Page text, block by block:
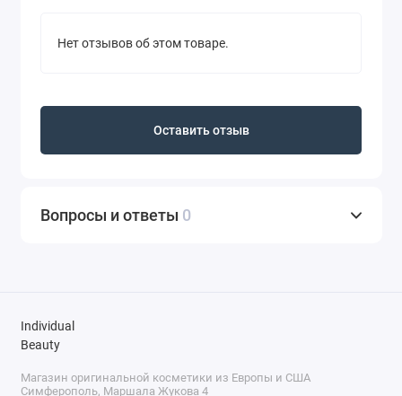
Нет отзывов об этом товаре.
Оставить отзыв
Вопросы и ответы 0
Individual
Beauty
Магазин оригинальной косметики из Европы и США
Симферополь, Маршала Жукова 4